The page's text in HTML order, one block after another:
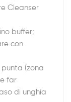
Cleanser
buffer;
con
(zona
far
di unghia